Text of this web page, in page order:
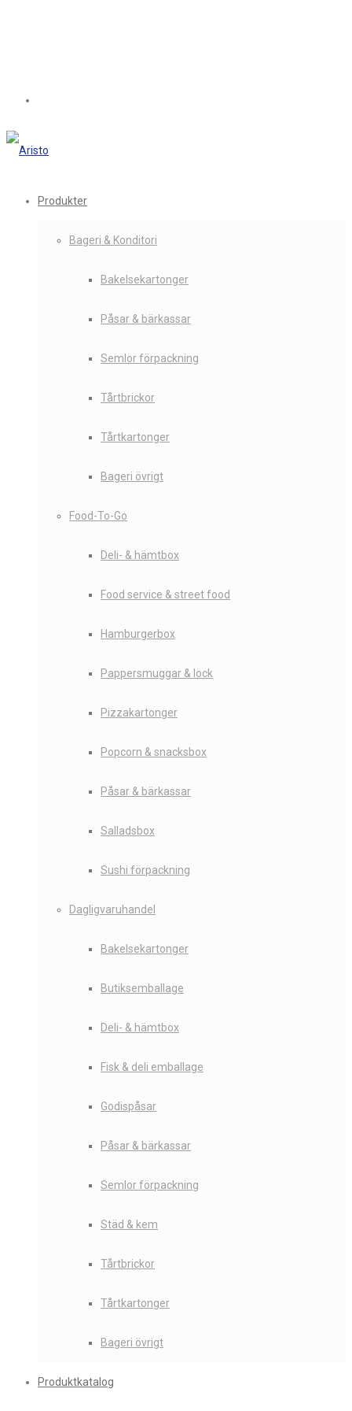
Produkter
Bageri & Konditori
Bakelsekartonger
Påsar & bärkassar
Semlor förpackning
Tårtbrickor
Tårtkartonger
Bageri övrigt
Food-To-Go
Deli- & hämtbox
Food service & street food
Hamburgerbox
Pappersmuggar & lock
Pizzakartonger
Popcorn & snacksbox
Påsar & bärkassar
Salladsbox
Sushi förpackning
Dagligvaruhandel
Bakelsekartonger
Butiksemballage
Deli- & hämtbox
Fisk & deli emballage
Godispåsar
Påsar & bärkassar
Semlor förpackning
Städ & kem
Tårtbrickor
Tårtkartonger
Bageri övrigt
Produktkatalog